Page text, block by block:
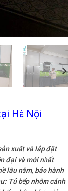
Hà Nội
xuất và lắp đặt
đại và mới nhất
lâu năm, bảo hành
Tủ bếp nhôm cánh